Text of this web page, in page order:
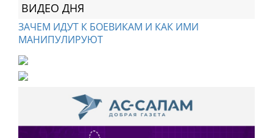
ВИДЕО ДНЯ
ЗАЧЕМ ИДУТ К БОЕВИКАМ И КАК ИМИ
МАНИПУЛИРУЮТ